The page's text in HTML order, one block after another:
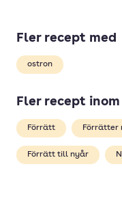
Fler recept med
ostron
Fler recept inom
Förrätt Förrätter
Förrätt till nyår